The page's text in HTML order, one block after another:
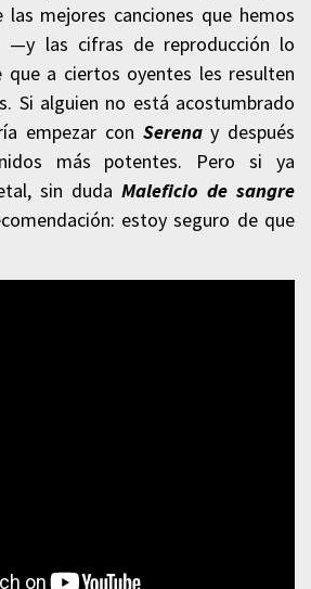
las mejores canciones que hemos
—y las cifras de reproducción lo
a ciertos oyentes les resulten
Si alguien no está acostumbrado
empezar con Serenay después
más potentes. Pero si ya
sin duda Maleficio de sangre
estoy seguro de que